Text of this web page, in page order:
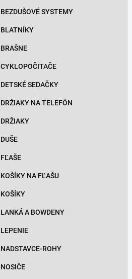
BEZDUŠOVÉ SYSTEMY
BLATNÍKY
BRAŠNE
CYKLOPOČITAČE
DETSKÉ SEDAČKY
DRŽIAKY NA TELEFÓN
DRŽIAKY
DUŠE
FĽAŠE
KOŠÍKY NA FĽAŠU
KOŠÍKY
LANKÁ A BOWDENY
LEPENIE
NADSTAVCE-ROHY
NOSIČE